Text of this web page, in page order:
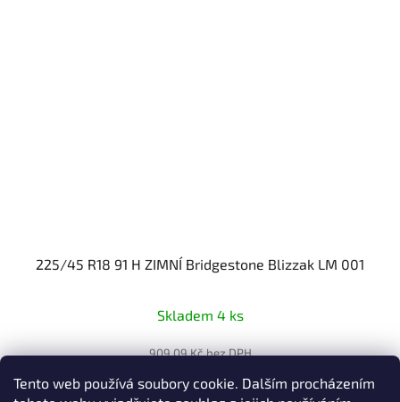
Tento web používá soubory cookie. Dalším procházením
225/45 R18 91 H ZIMNÍ Bridgestone Blizzak LM 001
Skladem 4 ks
909,09 Kč bez DPH
1 100 Kč